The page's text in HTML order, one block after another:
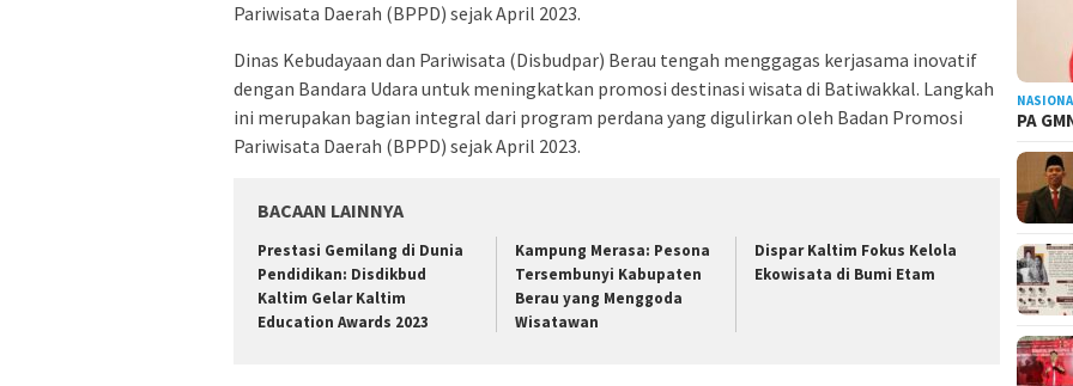
Pariwisata Daerah (BPPD) sejak April 2023.
Dinas Kebudayaan dan Pariwisata (Disbudpar) Berau tengah menggagas kerjasama inovatif
dengan Bandara Udara untuk meningkatkan promosi destinasi wisata di Batiwakkal. Langkah
ini merupakan bagian integral dari program perdana yang digulirkan oleh Badan Promosi
Pariwisata Daerah (BPPD) sejak April 2023.
BACAAN LAINNYA
Prestasi Gemilang di Dunia
Pendidikan: Disdikbud
Kaltim Gelar Kaltim
Education Awards 2023
Kampung Merasa: Pesona
Tersembunyi Kabupaten
Berau yang Menggoda
Wisatawan
Dispar Kaltim Fokus Kelola
Ekowisata di Bumi Etam
PA